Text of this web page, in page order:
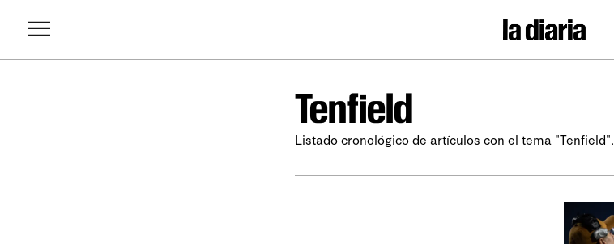
Tenfield
Listado cronológico de artículos con el tema "Tenfield".